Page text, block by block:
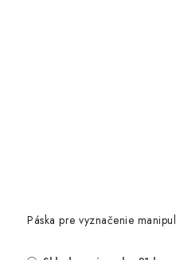
Páska pre vyznačenie